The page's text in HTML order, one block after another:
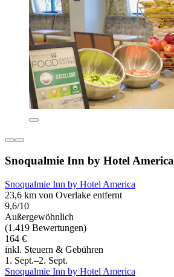
Snoqualmie Inn by Hotel America
Snoqualmie Inn by Hotel America
23,6 km von Overlake entfernt
9,6/10
Außergewöhnlich
(1.419 Bewertungen)
164 €
inkl. Steuern & Gebühren
1. Sept.–2. Sept.
Snoqualmie Inn by Hotel America